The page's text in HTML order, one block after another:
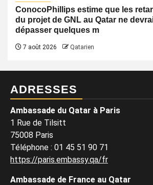
ConocoPhillips estime que les
du projet de GNL au Qatar ne
dépasser quelques m
7 août 2026 Qatarien
ADRESSES
Ambassade du Qatar à Paris
1 Rue de Tilsitt
75008 Paris
Téléphone : 01 45 51 90 71
https://paris.embassy.qa/fr
Ambassade de France au Qatar